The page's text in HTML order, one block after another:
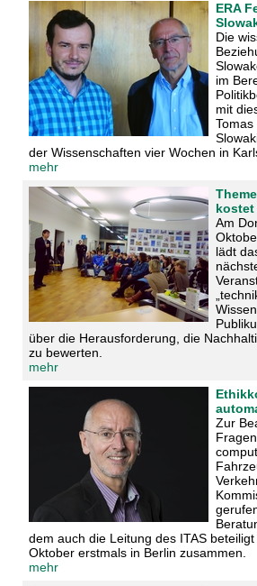
ERA
Die
im
mit
der Wissenschaften vier Wochen in
mehr
kostet
Am
lädt
über die Herausforderung, die
zu bewerten.
mehr
Zur
Fragen
dem auch die Leitung des ITAS
Oktober erstmals in Berlin zusammen.
mehr